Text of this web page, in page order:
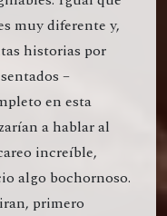
muy diferente y,
historias por
–
en esta
a hablar al
increíble,
algo bochornoso.
primero